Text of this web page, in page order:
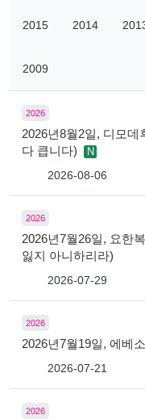
2015 2014
2009
2026
2026년8월2일, 디모데
다 큽니다)
N
2026-08-06
2026
2026년7월26일, 요한
잃지 아니하리라)
2026-07-29
2026
2026년7월19일, 에베
2026-07-21
2026